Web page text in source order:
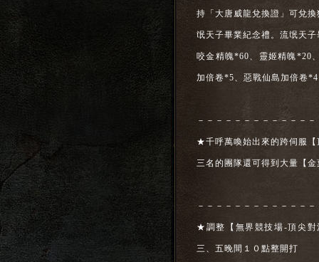
持「大唐威龍兌換證」可兌
氓天子畢業紀念禮。流氓天
咬金精魄*60、靈姬精魄*20
加倍卷*5、惡戰仙島加倍卷
－－－－－－－－－－－－
★千呼萬喚始出來的跨伺服【
三名的團隊還可得到大量【
－－－－－－－－－－－－
★調整【無界競技場-頂尖對
三、五晚間１０點整開打